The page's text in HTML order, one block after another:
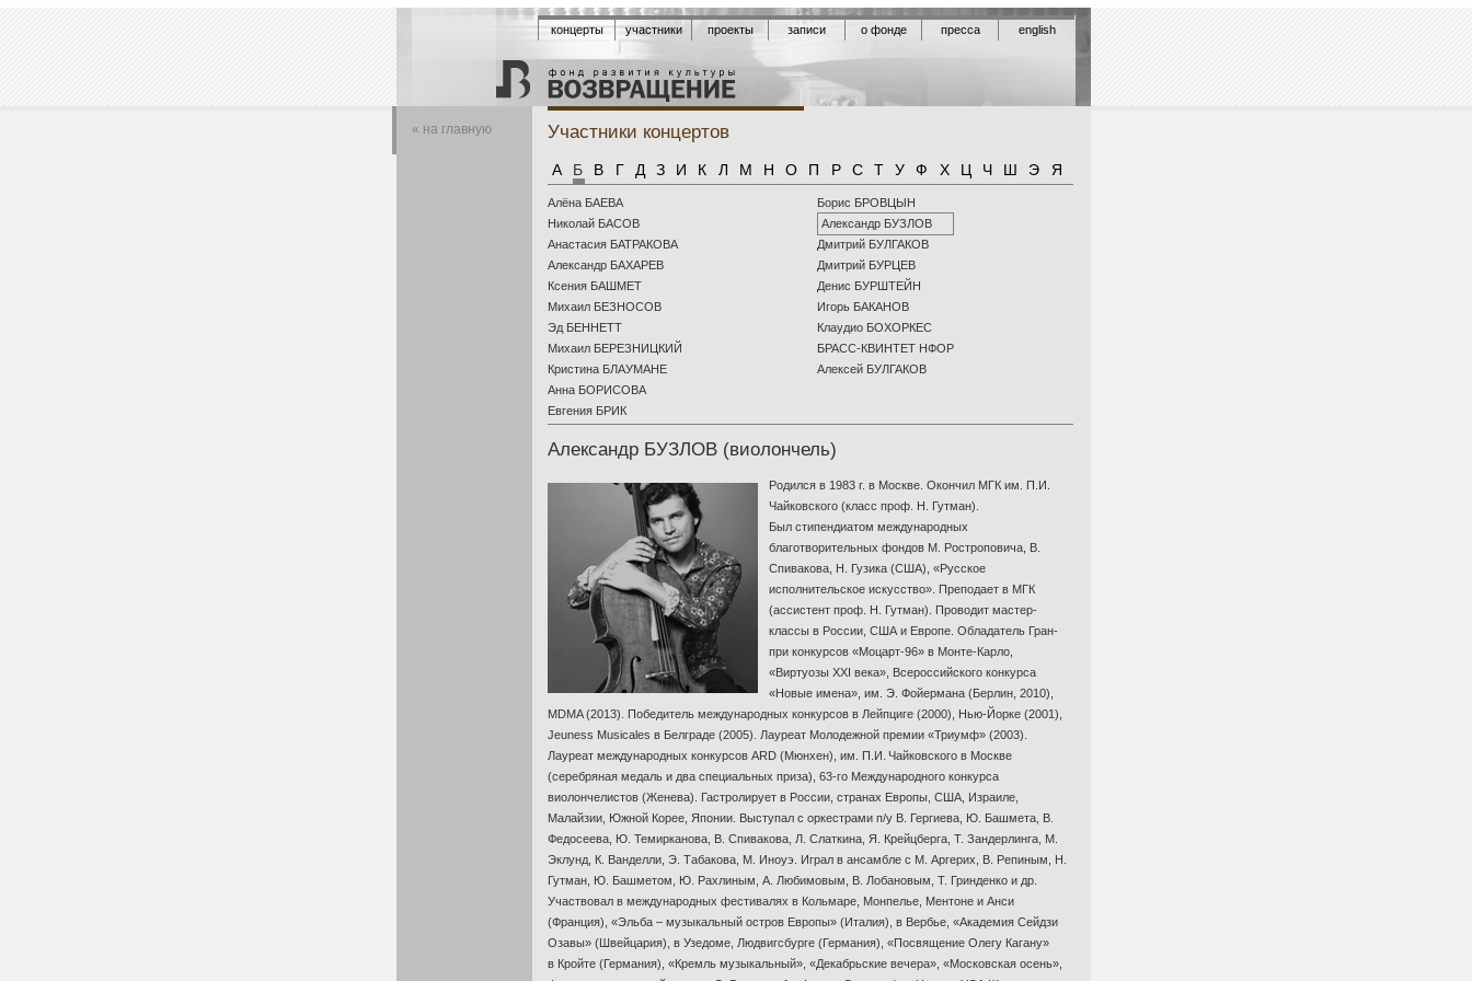
концерты участники проекты записи о фонде пресса english
« на главную Участники концертов
А Б В Г Д З И К Л М Н О П Р С Т У Ф Х Ц Ч Ш Э Я
Алёна БАЕВА
Николай БАСОВ
Анастасия БАТРАКОВА
Александр БАХАРЕВ
Ксения БАШМЕТ
Михаил БЕЗНОСОВ
Эд БЕННЕТТ
Михаил БЕРЕЗНИЦКИЙ
Кристина БЛАУМАНЕ
Анна БОРИСОВА
Евгения БРИК
Борис БРОВЦЫН
Александр БУЗЛОВ
Дмитрий БУЛГАКОВ
Дмитрий БУРЦЕВ
Денис БУРШТЕЙН
Игорь БАКАНОВ
Клаудио БОХОРКЕС
БРАСС-КВИНТЕТ НФОР
Aлексей БУЛГАКОВ
Александр БУЗЛОВ (виолончель)
Родился в 1983 г. в Москве. Окончил МГК им. П.И.
Чайковского (класс проф. Н. Гутман).
Был стипендиатом международных
благотворительных фондов М. Ростроповича, В.
Спивакова, Н. Гузика (США), «Русское
исполнительское искусство». Преподает в МГК
(ассистент проф. Н. Гутман). Проводит мастер-
классы в России, США и Европе. Обладатель Гран-
при конкурсов «Моцарт-96» в Монте-Карло
«Виртуозы XXI века», Всероссийского конкурса
«Новые имена», им. Э. Фойермана (Берлин, 2010),
MDMA (2013). Победитель международных конкурсов в Лейпциге (2000), Нью-Йорке (2001),
Jeuness Musicales в Белграде (2005). Лауреат Молодежной премии «Триумф» (2003).
Лауреат международных конкурсов ARD (Мюнхен), им. П.И. Чайковского в Москве
(серебряная медаль и два специальных приза), 63-го Международного конкурса
виолончелистов (Женева). Гастролирует в России, странах Европы, США, Израиле,
Малайзии, Южной Корее, Японии. Выступал с оркестрами п/у В. Гергиева, Ю. Башмета, В.
Федосеева, Ю. Темирканова, В. Спивакова, Л. Слаткина, Я. Крейцберга, Т. Зандерлинга, М.
Эклунд, К. Ванделли, Э. Табакова, М. Иноуэ. Играл в ансамбле с М. Аргерих, В. Репиным, Н.
Гутман, Ю. Башметом, Ю. Рахлиным, А. Любимовым, В. Лобановым, Т. Гринденко и др.
Участвовал в международных фестивалях в Кольмаре, Монпелье, Ментоне и Анси
(Франция), «Эльба – музыкальный остров Европы» (Италия), в Вербье, «Академия Сейдзи
Озавы» (Швейцария), в Узедоме, Людвигсбурге (Германия), «Посвящение Олегу Кагану»
в Кройте (Германия), «Кремль музыкальный», «Декабрьские вечера», «Московская осень»,